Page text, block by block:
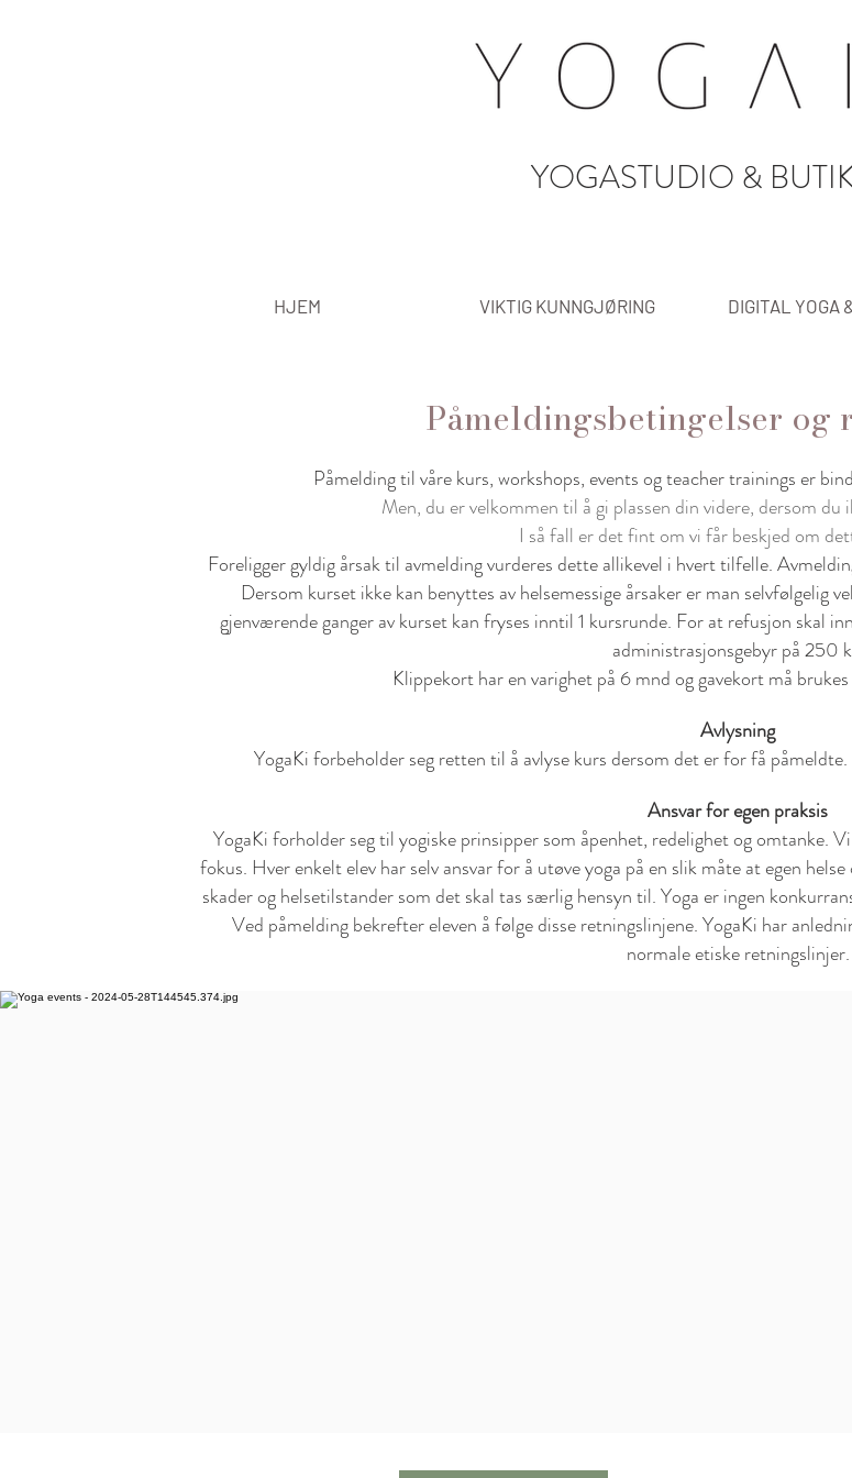
YOGASTUDIO &
HJEM VIKTIG KUNNGJØRING DIGITAL YOGA
Påmeldingsbetingelser og
Påmelding til våre kurs, workshops, events og teacher trainings er
Men, du er velkommen til å gi plassen din videre, dersom du
I så fall er det fint om vi får beskjed om
Foreligger gyldig årsak til avmelding vurderes dette allikevel i hvert tilfelle.
Dersom kurset ikke kan benyttes av helsemessige årsaker er man selvfølgelig
gjenværende ganger av kurset kan fryses inntil 1 kursrunde. For at refusjon skal
administrasjonsgebyr på 250
Klippekort har en varighet på 6 mnd og gavekort må
Avlysning
YogaKi forbeholder seg retten til å avlyse kurs dersom det er for få
Ansvar for egen praksis
YogaKi forholder seg til yogiske prinsipper som åpenhet, redelighet og omtanke.
fokus. Hver enkelt elev har selv ansvar for å utøve yoga på en slik måte at egen
skader og helsetilstander som det skal tas særlig hensyn til. Yoga er ingen
Ved påmelding bekrefter eleven å følge disse retningslinjene. YogaKi har
normale etiske retningslinjer.